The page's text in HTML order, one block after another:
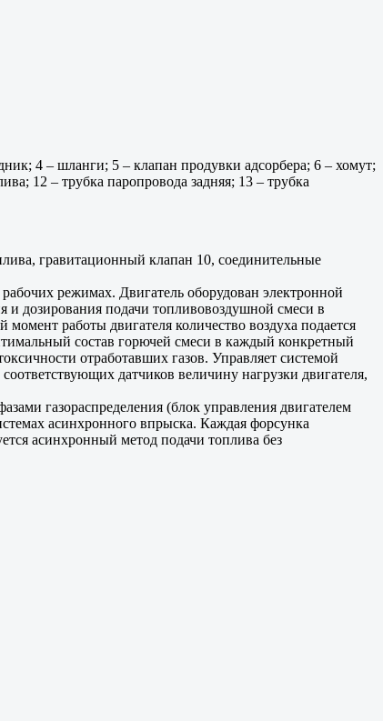
4 – шланги; 5 – клапан продувки адсорбера; 6 – хомут;
12 – трубка паропровода задняя; 13 – трубка
гравитационный клапан 10, соединительные
режимах. Двигатель оборудован электронной
и дозирования подачи топливовоздушной смеси в
работы двигателя количество воздуха подается
состав горючей смеси в каждый конкретный
отработавших газов. Управляет системой
датчиков величину нагрузки двигателя,
газораспределения (блок управления двигателем
асинхронного впрыска. Каждая форсунка
асинхронный метод подачи топлива без